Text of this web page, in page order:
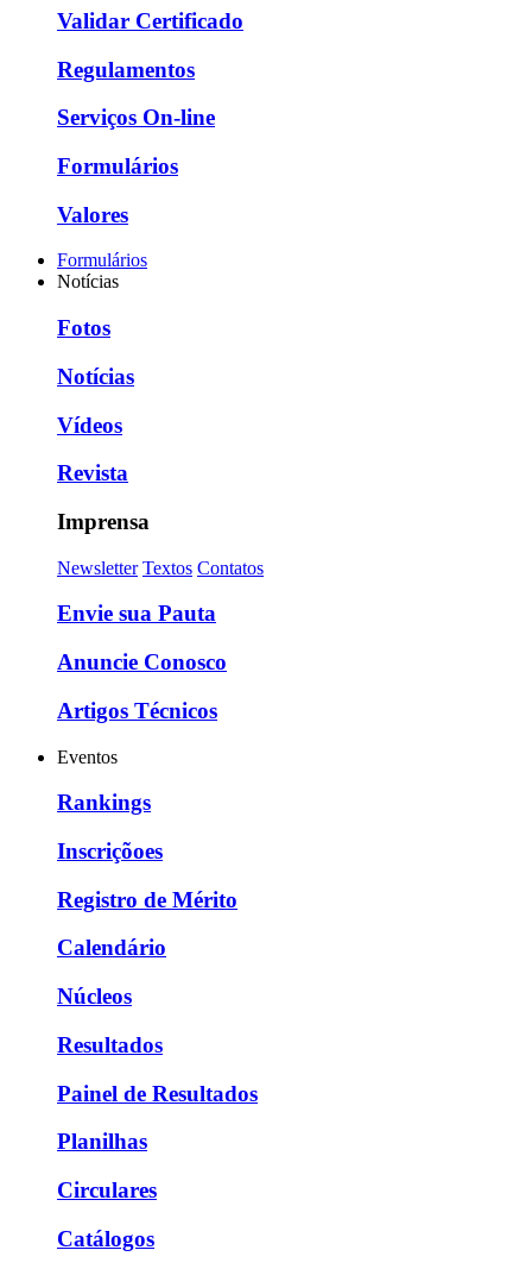
Validar Certificado
Regulamentos
Serviços On-line
Formulários
Valores
Formulários
Notícias
Fotos
Notícias
Vídeos
Revista
Imprensa
Newsletter Textos Contatos
Envie sua Pauta
Anuncie Conosco
Artigos Técnicos
Eventos
Rankings
Inscriçõoes
Registro de Mérito
Calendário
Núcleos
Resultados
Painel de Resultados
Planilhas
Circulares
Catálogos